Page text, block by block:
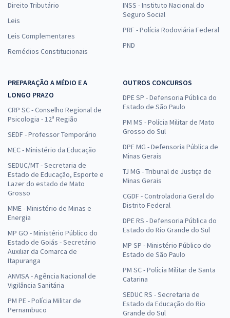
Direito Tributário
Leis
Leis Complementares
Remédios Constitucionais
INSS - Instituto Nacional do
Seguro Social
PRF - Polícia Rodoviária Federal
PND
PREPARAÇÃO A MÉDIO E A
LONGO PRAZO
CRP SC - Conselho Regional de
Psicologia - 12ª Região
SEDF - Professor Temporário
MEC - Ministério da Educação
SEDUC/MT - Secretaria de
Estado de Educação, Esporte e
Lazer do estado de Mato
Grosso
MME - Ministério de Minas e
Energia
MP GO - Ministério Público do
Estado de Goiás - Secretário
Auxiliar da Comarca de
Itapuranga
ANVISA - Agência Nacional de
Vigilância Sanitária
PM PE - Polícia Militar de
Pernambuco
OUTROS CONCURSOS
DPE SP - Defensoria Pública do
Estado de São Paulo
PM MS - Polícia Militar de Mato
Grosso do Sul
DPE MG - Defensoria Pública de
Minas Gerais
TJ MG - Tribunal de Justiça de
Minas Gerais
CGDF - Controladoria Geral do
Distrito Federal
DPE RS - Defensoria Pública do
Estado do Rio Grande do Sul
MP SP - Ministério Público do
Estado de São Paulo
PM SC - Polícia Militar de Santa
Catarina
SEDUC RS - Secretaria de
Estado da Educação do Rio
Grande do Sul